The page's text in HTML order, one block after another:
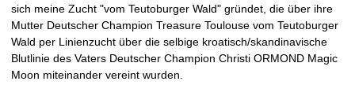
sich meine Zucht "vom Teutoburger Wald" gründet, die über ihre
Mutter Deutscher Champion Treasure Toulouse vom Teutoburger
Wald per Linienzucht über die selbige kroatisch/skandinavische
Blutlinie des Vaters Deutscher Champion Christi ORMOND Magic
Moon miteinander vereint wurden.